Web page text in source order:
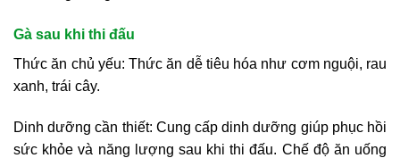
Gà sau khi thi đấu
Thức ăn chủ yếu: Thức ăn dễ tiêu hóa như cơm nguội, rau
xanh, trái cây.
Dinh dưỡng cần thiết: Cung cấp dinh dưỡng giúp phục hồi
sức khỏe và năng lượng sau khi thi đấu. Chế độ ăn uống